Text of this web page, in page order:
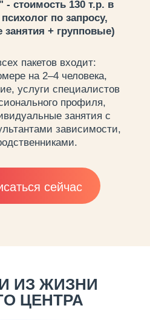
- стоимость 130 т.р. в
по запросу,
+ групповые)
пакетов входит:
на 2–4 человека,
услуги специалистов
профиля,
занятия с
зависимости,
сейчас
ИЗ ЖИЗНИ
ЦЕНТРА